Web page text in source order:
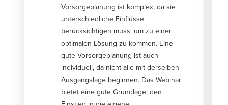
Vorsorgeplanung ist komplex, da sie
unterschiedliche Einflüsse
berücksichtigen muss, um zu einer
optimalen Lösung zu kommen. Eine
gute Vorsorgeplanung ist auch
individuell, da nicht alle mit derselben
Ausgangslage beginnen. Das Webinar
bietet eine gute Grundlage, den